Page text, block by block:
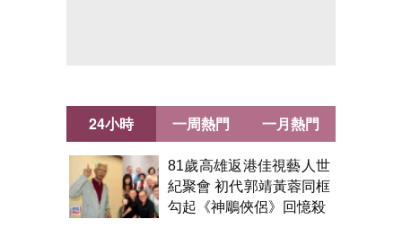
24小時
81歲高雄返港佳視藝人世
紀聚會 初代郭靖黃蓉同框
勾起《神鵰俠侶》回憶殺
一周熱門 一月熱門